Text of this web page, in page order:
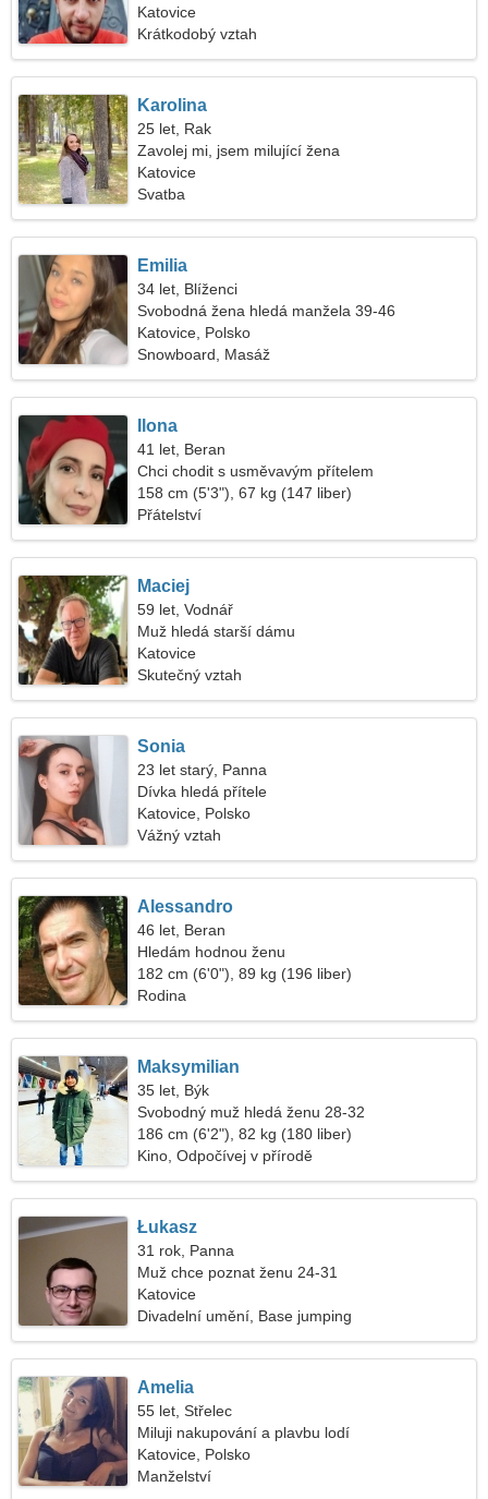
Katovice
Krátkodobý vztah
Karolina
25 let, Rak
Zavolej mi, jsem milující žena
Katovice
Svatba
Emilia
34 let, Blíženci
Svobodná žena hledá manžela 39-46
Katovice, Polsko
Snowboard, Masáž
Ilona
41 let, Beran
Chci chodit s usměvavým přítelem
158 cm (5'3"), 67 kg (147 liber)
Přátelství
Maciej
59 let, Vodnář
Muž hledá starší dámu
Katovice
Skutečný vztah
Sonia
23 let starý, Panna
Dívka hledá přítele
Katovice, Polsko
Vážný vztah
Alessandro
46 let, Beran
Hledám hodnou ženu
182 cm (6'0"), 89 kg (196 liber)
Rodina
Maksymilian
35 let, Býk
Svobodný muž hledá ženu 28-32
186 cm (6'2"), 82 kg (180 liber)
Kino, Odpočívej v přírodě
Łukasz
31 rok, Panna
Muž chce poznat ženu 24-31
Katovice
Divadelní umění, Base jumping
Amelia
55 let, Střelec
Miluji nakupování a plavbu lodí
Katovice, Polsko
Manželství